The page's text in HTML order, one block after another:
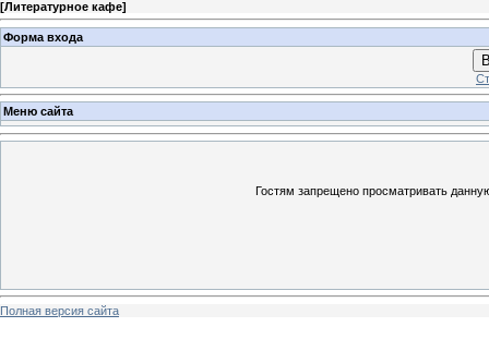
[Литературное кафе]
Форма входа
Меню сайта
Гостям запрещено просматривать
Полная версия сайта